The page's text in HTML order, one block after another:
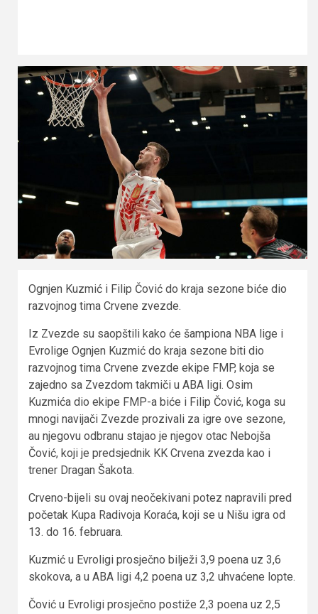
Ognjen Kuzmić i Filip Čović do kraja sezone biće dio
razvojnog tima Crvene zvezde.
Iz Zvezde su saopštili kako će šampiona NBA lige i
Evrolige Ognjen Kuzmić do kraja sezone biti dio
razvojnog tima Crvene zvezde ekipe FMP, koja se
zajedno sa Zvezdom takmiči u ABA ligi. Osim
Kuzmića dio ekipe FMP-a biće i Filip Čović, koga su
mnogi navijači Zvezde prozivali za igre ove sezone,
au njegovu odbranu stajao je njegov otac Nebojša
Čović, koji je predsjednik KK Crvena zvezda kao i
trener Dragan Šakota.
Crveno-bijeli su ovaj neočekivani potez napravili pred
početak Kupa Radivoja Koraća, koji se u Nišu igra od
13. do 16. februara.
Kuzmić u Evroligi prosječno bilježi 3,9 poena uz 3,6
skokova, a u ABA ligi 4,2 poena uz 3,2 uhvaćene lopte.
Čović u Evroligi prosječno postiže 2,3 poena uz 2,5